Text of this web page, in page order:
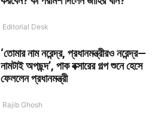
Editorial Desk
‘তোমার নাম নরেন্দ্র, প্রধানমন্ত্রীরও নরেন্দ্র—
নামটাই অপছন্দ’, পাক বক্সারের গল্প শুনে হেসে
ফেললেন প্রধানমন্ত্রী
Rajib Ghosh